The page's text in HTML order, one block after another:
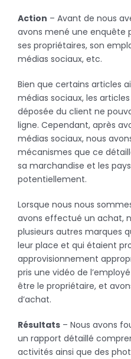
Action – Avant de nous
avons mené une enquête
ses propriétaires, son
médias sociaux, etc.
Bien que certains articles
médias sociaux, les
déposée du client ne
ligne. Cependant, après
médias sociaux, nous
mécanismes que ce
sa marchandise et les
potentiellement.
Lorsque nous nous
avons effectué un achat,
plusieurs autres marques
leur place et qui étaient
approvisionnement
pris une vidéo de
être le propriétaire, et
d’achat.
Résultats– Nous avons
un rapport détaillé
activités ainsi que des